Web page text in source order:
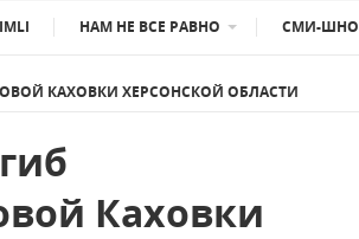
НАМ НЕ ВСЕ РАВНО СМИ-ШНО
КАХОВКИ ХЕРСОНСКОЙ ОБЛАСТИ
Каховки